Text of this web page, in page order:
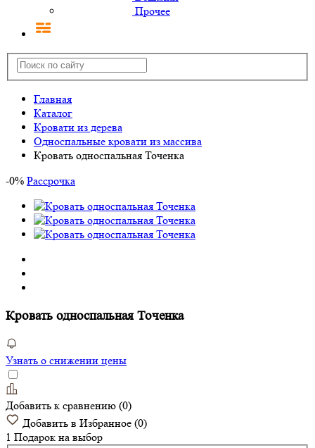
Прочее
Главная
Каталог
Кровати из дерева
Односпальные кровати из массива
Кровать односпальная Точенка
-0% Рассрочка
Кровать односпальная Точенка
Узнать о снижении цены
Добавить к сравнению (0)
Добавить в Избранное (0)
1 Подарок на выбор